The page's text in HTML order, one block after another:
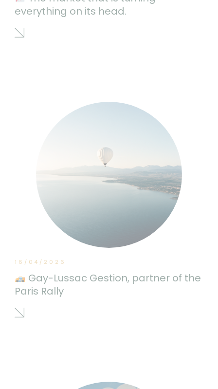
everything on its head.
16/04/2026
Gay-Lussac Gestion, partner of the
Paris Rally